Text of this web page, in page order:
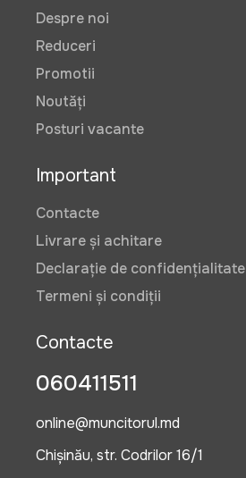
Despre noi
Reduceri
Promotii
Noutăți
Posturi vacante
Important
Contacte
Livrare și achitare
Declarație de confidențialitate
Termeni și condiții
Contacte
060411511
online@muncitorul.md
Chișinău, str. Codrilor 16/1